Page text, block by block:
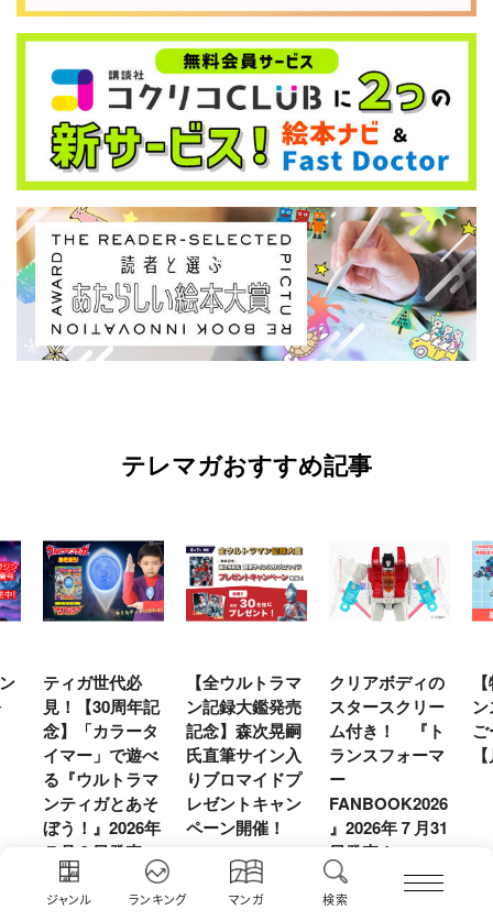
ジャンル ランキング マンガ 検索
テレマガおすすめ記事
【全ウルトラマ
ン記録大鑑発売
記念】森次晃嗣
氏直筆サイン入
りブロマイドプ
レゼントキャン
ペーン開催！
クリアボディの
スタースクリー
ム付き！ 『ト
ランスフォーマ
ー
FANBOOK2026
』2026年７月31
【特別編】トラ
ンスフォーマー
ごー！ごー！
【月イチ更新】
♡